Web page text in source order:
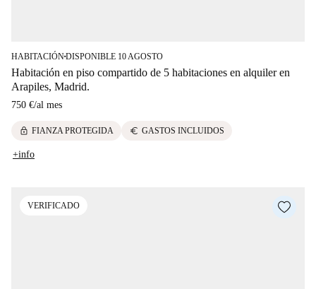
HABITACIÓN■DISPONIBLE 10 AGOSTO
Habitación en piso compartido de 5 habitaciones en alquiler en
Arapiles, Madrid.
750 €/al mes
lock FIANZA PROTEGIDA euro GASTOS INCLUIDOS
+info
VERIFICADO